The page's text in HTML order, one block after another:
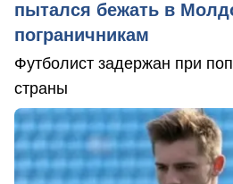
пытался бежать в
пограничникам
Футболист задержан при
страны